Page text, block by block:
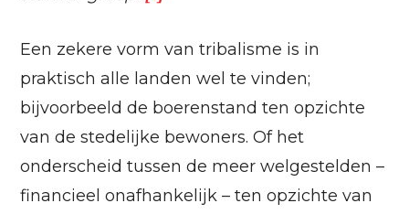
Een zekere vorm van tribalisme is in
praktisch alle landen wel te vinden;
bijvoorbeeld de boerenstand ten opzichte
van de stedelijke bewoners. Of het
onderscheid tussen de meer welgestelden –
financieel onafhankelijk – ten opzichte van